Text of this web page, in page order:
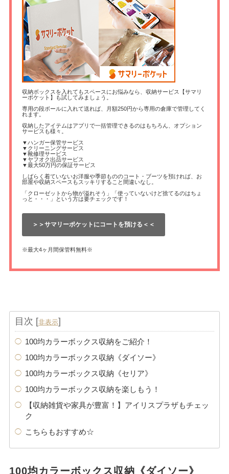
収納ボックスを入れてもスペースにお悩みなら、収納サービス【サマリ
ーポケット】も試してみましょう。
専用の段ボールに入れて送れば、月額250円から専用の倉庫で管理してく
れます。
収納したアイテムはアプリで一括管理できるのはもちろん、オプション
サービスも様々。
▼ハンガー保管サービス
▼クリーニングサービス
▼靴修理サービス
▼ヤフオク出品サービス
▼最大50万円の保証サービス
しばらく着ていないお洋服や季節もののコート・ブーツを預ければ、お
部屋や収納スペースもスッキリすること間違いなし。
「クローゼットから物が溢れそう」「使っていないけど捨てるのはちょ
っと・・・」という方は要チェックです！
＞＞サマリーポケットにコートを預ける＜＜
※最大4ヶ月間保管料無料※
目次 [非表示]
100均カラーボックス収納をご紹介！
100均カラーボックス収納《ダイソー》
100均カラーボックス収納《セリア》
100均カラーボックス収納を楽しもう！
【収納雑貨や家具が豊富！】アイリスプラザもチェッ
ク
こちらもおすすめ☆
100均カラーボックス収納《ダイソー》